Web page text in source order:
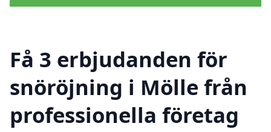
Få 3 erbjudanden för
snöröjning i Mölle från
professionella företag